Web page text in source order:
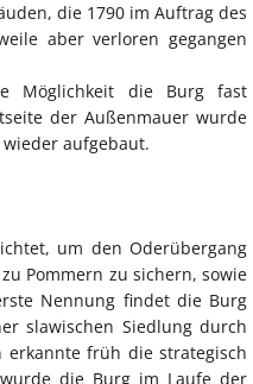
die 1790 im Auftrag des
aber verloren gegangen
Möglichkeit die Burg fast
der Außenmauer wurde
aufgebaut.
um den Oderübergang
Pommern zu sichern, sowie
Nennung findet die Burg
slawischen Siedlung durch
erkannte früh die strategisch
die Burg im Laufe der